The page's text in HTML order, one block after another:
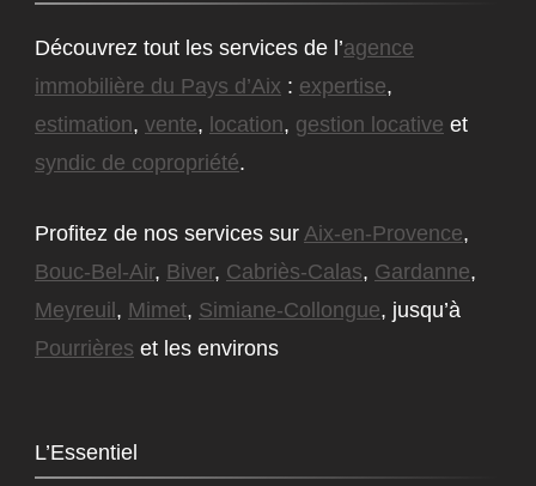
Découvrez tout les services de l’agence
immobilière du Pays d’Aix : expertise,
estimation, vente, location, gestion locative et
syndic de copropriété.
Profitez de nos services sur Aix-en-Provence,
Bouc-Bel-Air, Biver, Cabriès-Calas, Gardanne,
Meyreuil , Mimet, Simiane-Collongue, jusqu’à
Pourrières et les environs
L’Essentiel